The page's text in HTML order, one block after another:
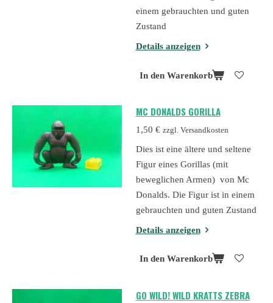
einem gebrauchten und guten
Zustand
Details anzeigen
In den Warenkorb
MC DONALDS GORILLA
1,50 € zzgl. Versandkosten
Dies ist eine ältere und seltene
Figur eines Gorillas (mit
beweglichen Armen) von Mc
Donalds. Die Figur ist in einem
gebrauchten und guten Zustand
Details anzeigen
In den Warenkorb
GO WILD! WILD KRATTS ZEBRA